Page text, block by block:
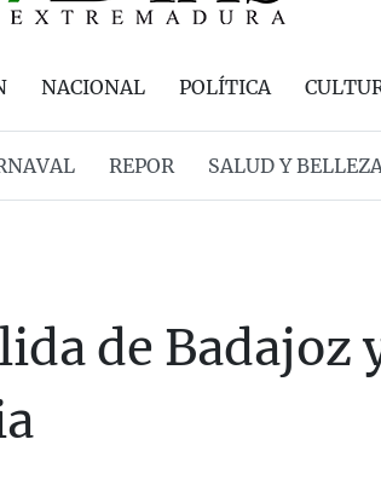
NACIONAL POLÍTICA
REPOR SALUD Y
de